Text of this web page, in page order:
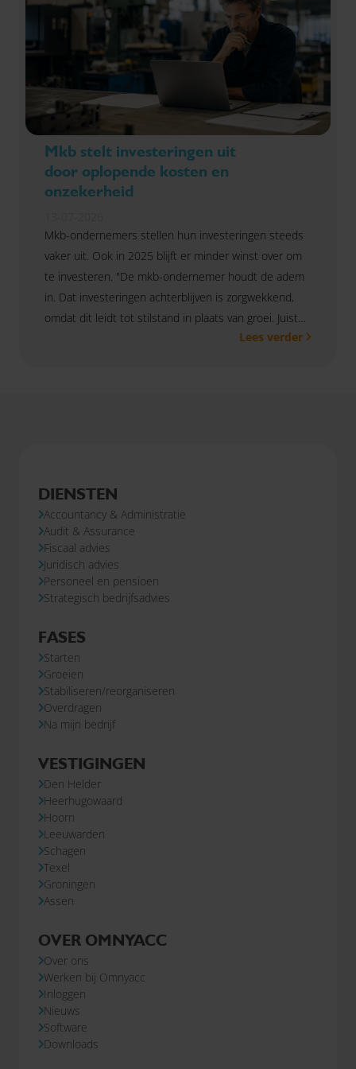
Mkb stelt investeringen uit
door oplopende kosten en
onzekerheid
Mkb-ondernemers stellen hun investeringen steeds
vaker uit. Ook in 2025 blijft er minder winst over om
te investeren. "De mkb-ondernemer houdt de adem
in. Dat investeringen achterblijven is zorgwekkend,
omdat dit leidt tot stilstand in plaats van groei. Juist
nu het mkb voor grote uitdagingen staat, zijnLees verder
DIENSTEN
Accountancy & Administratie
Audit & Assurance
Fiscaal advies
Juridisch advies
Personeel en pensioen
Strategisch bedrijfsadvies
FASES
Starten
Groeien
Stabiliseren/reorganiseren
Overdragen
Na mijn bedrijf
VESTIGINGEN
Den Helder
Heerhugowaard
Hoorn
Leeuwarden
Schagen
Texel
Groningen
Assen
OVER OMNYACC
Over ons
Werken bij Omnyacc
Inloggen
Nieuws
Software
Downloads